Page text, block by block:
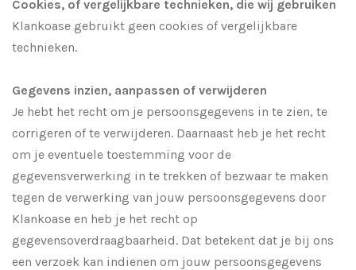
Cookies, of vergelijkbare technieken, die wij gebruiken
Klankoase gebruikt geen cookies of vergelijkbare
technieken.
Gegevens inzien, aanpassen of verwijderen
Je hebt het recht om je persoonsgegevens in te zien, te
corrigeren of te verwijderen. Daarnaast heb je het recht
om je eventuele toestemming voor de
gegevensverwerking in te trekken of bezwaar te maken
tegen de verwerking van jouw persoonsgegevens door
Klankoase en heb je het recht op
gegevensoverdraagbaarheid. Dat betekent dat je bij ons
een verzoek kan indienen om jouw persoonsgegevens